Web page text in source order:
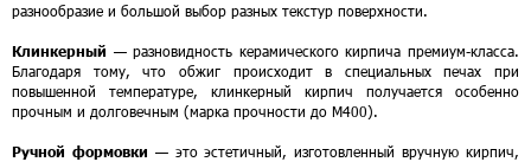
разнообразие и большой выбор разных текстур поверхности.
Клинкерный — разновидность керамического кирпича премиум-класса.
Благодаря тому, что обжиг происходит в специальных печах при
повышенной температуре, клинкерный кирпич получается особенно
прочным и долговечным (марка прочности до М400).
Ручной формовки — это эстетичный, изготовленный вручную кирпич,